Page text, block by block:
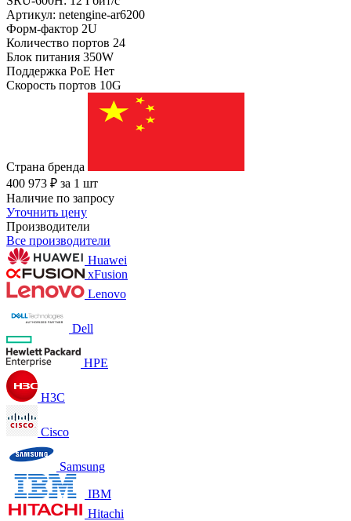
Артикул: netengine-ar6200
Форм-фактор 2U
Количество портов 24
Блок питания 350W
Поддержка PoE Нет
Скорость портов 10G
Страна бренда
400 973 ₽ за 1 шт
Наличие по запросу
Уточнить цену
Производители
Все производители
Huawei
xFusion
Lenovo
Dell
HPE
H3C
Cisco
Samsung
IBM
Hitachi